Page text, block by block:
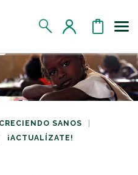
CRECIENDO SANOS
¡ACTUALÍZATE!